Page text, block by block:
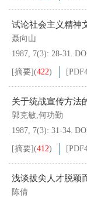
试论社会主义精神
聂向山
1987, 7(3): 28-31.
[摘要](422) [PDF
关于统战宣传方法
郭克敏,何功勤
1987, 7(3): 31-34.
[摘要](412) [PDF
浅谈拔尖人才脱颖
陈倩